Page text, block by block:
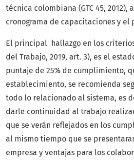
técnica colombiana (GTC 45, 2012),
cronograma de capacitaciones y el
El principal hallazgo en los
del Trabajo, 2019, art. 3), es el
puntaje de 25% de cumplimiento,
establecimiento, se recomienda
todo lo relacionado al sistema, es
darle continuidad al trabajo
que se verán reflejados en los
al mismo tiempo que se
empresa y ventajas para los